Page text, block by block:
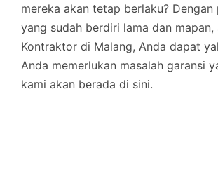
mereka akan tetap berlaku? Dengan
yang sudah berdiri lama dan mapan,
Kontraktor di Malang, Anda dapat
Anda memerlukan masalah garansi
kami akan berada di sini.